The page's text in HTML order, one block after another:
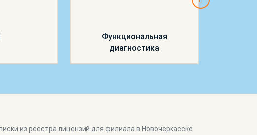
Функциональная
диагностика
из реестра лицензий для филиала в Новочеркасске